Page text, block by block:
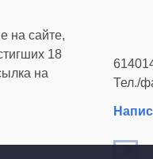
на сайте,
18
на
Тел./